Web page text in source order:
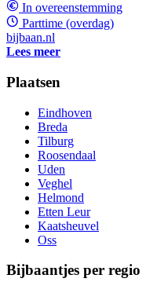
In overeenstemming
Parttime (overdag)
bijbaan.nl
Lees meer
Plaatsen
Eindhoven
Breda
Tilburg
Roosendaal
Uden
Veghel
Helmond
Etten Leur
Kaatsheuvel
Oss
Bijbaantjes per regio